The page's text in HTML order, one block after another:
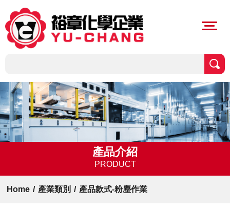
產品介紹
PRODUCT
Home / 產業類別 / 產品款式-粉塵作業